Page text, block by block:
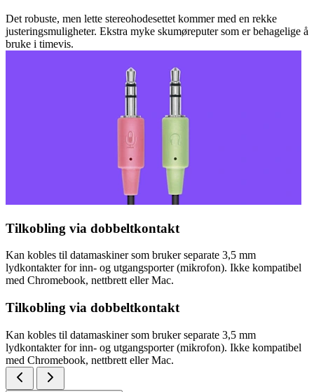
Det robuste, men lette stereohodesettet kommer med en rekke
justeringsmuligheter. Ekstra myke skumøreputer som er behagelige å
bruke i timevis.
Tilkobling via dobbeltkontakt
Kan kobles til datamaskiner som bruker separate 3,5 mm
lydkontakter for inn- og utgangsporter (mikrofon). Ikke kompatibel
med Chromebook, nettbrett eller Mac.
Tilkobling via dobbeltkontakt
Kan kobles til datamaskiner som bruker separate 3,5 mm
lydkontakter for inn- og utgangsporter (mikrofon). Ikke kompatibel
med Chromebook, nettbrett eller Mac.